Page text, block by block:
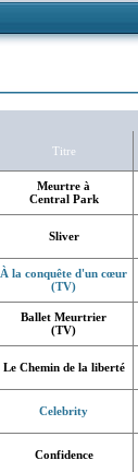
Titre
Meurtre à
Central Park
Sliver
À la conquête d'un cœur
(TV)
Ballet Meurtrier
(TV)
Le Chemin de la liberté
Celebrity
Confidence